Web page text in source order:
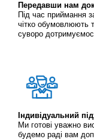
Передавши нам
Під час приймання
чітко обумовлюють
суворо
Індивідуальний
Ми готові уважно
будемо раді вам